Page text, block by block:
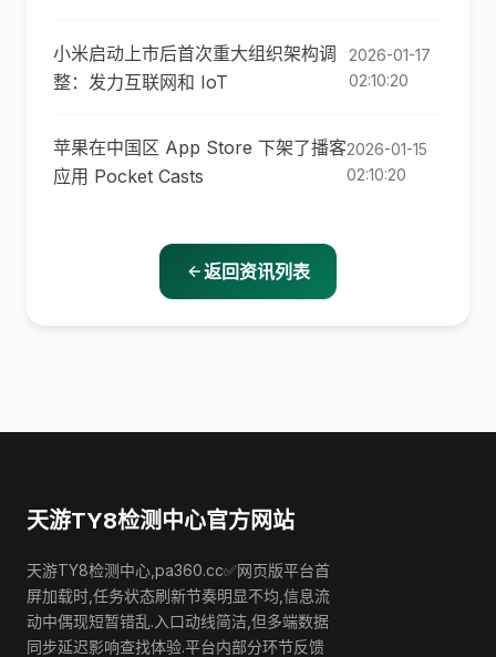
小米启动上市后首次重大组织架构调
整：发力互联网和 IoT
2026-01-17
02:10:20
苹果在中国区 App Store 下架了播客
应用 Pocket Casts
2026-01-15
02:10:20
返回资讯列表
天游TY8检测中心官方网站
天游TY8检测中心,pa360.cc✅网页版平台首
屏加载时,任务状态刷新节奏明显不均,信息流
动中偶现短暂错乱.入口动线简洁,但多端数据
同步延迟影响查找体验.平台内部分环节反馈